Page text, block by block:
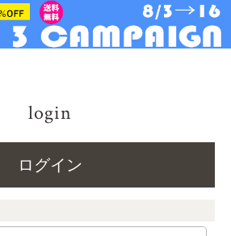
login
ログイン